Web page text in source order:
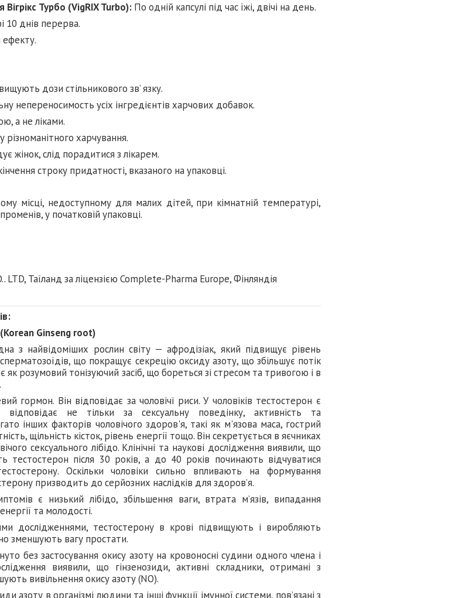
Турбо (VigRIX Turbo): По одній капсулі під час їжі, двічі на день.
10 днів перерва.
дози стільникового зв’ язку.
непереносимость усіх інгредієнтів харчових добавок.
а не ліками.
харчування.
жінок, слід порадитися з лікарем.
строку придатності, вказаного на упаковці.
місці, недоступному для малих дітей, при кімнатній температурі,
у початковій упаковці.
LTD, Таїланд за ліцензією Complete-Pharma Europe, Фінляндія
Ginseng root)
з найвідоміших рослин світу — афродізіак, який підвищує рівень
що покращує секрецію оксиду азоту, що збільшує потік
як розумовий тонізуючий засіб, що бореться зі стресом та тривогою і в
гормон. Він відповідає за чоловічі риси. У чоловіків тестостерон є
не тільки за сексуальну поведінку, активність та
інших факторів чоловічого здоров'я, такі як м'язова маса, гострий
щільність кісток, рівень енергії тощо. Він секретується в яєчниках
сексуального лібідо. Клінічні та наукові дослідження виявили, що
тестостерон після 30 років, а до 40 років починають відчуватися
Оскільки чоловіки сильно впливають на формування
призводить до серйозних наслідків для здоров’я.
є низький лібідо, збільшення ваги, втрата м’язів, випадання
та молодості.
дослідженнями, тестостерону в крові підвищують і виробляють
зменшують вагу простати.
без застосування окису азоту на кровоносні судини одного члена і
виявили, що гінзенозиди, активні складники, отримані з
вивільнення окису азоту (NO).
азоту в організмі людини та інші функції імунної системи, пов’язані з